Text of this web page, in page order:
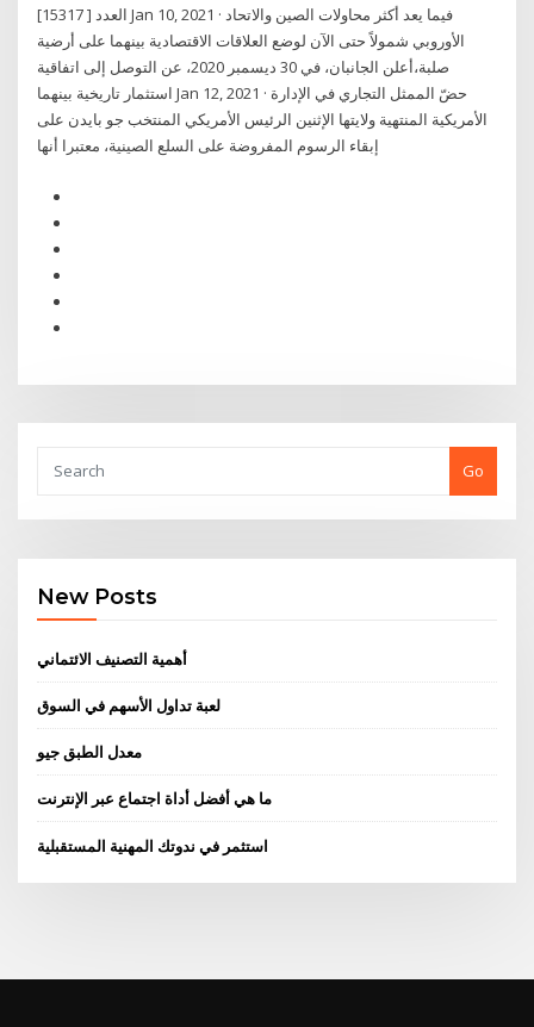
العدد [ 15317] Jan 10, 2021 · فيما يعد أكثر محاولات الصين والاتحاد
الأوروبي شمولاً حتى الآن لوضع العلاقات الاقتصادية بينهما على أرضية
صلبة،أعلن الجانبان، في 30 ديسمبر 2020، عن التوصل إلى اتفاقية
استثمار تاريخية بينهما Jan 12, 2021 · حضّ الممثل التجاري في الإدارة
الأمريكية المنتهية ولايتها الإثنين الرئيس الأمريكي المنتخب جو بايدن على
إبقاء الرسوم المفروضة على السلع الصينية، معتبرا أنها
Go
New Posts
أهمية التصنيف الائتماني
لعبة تداول الأسهم في السوق
معدل الطبق جيو
ما هي أفضل أداة اجتماع عبر الإنترنت
استثمر في ندوتك المهنية المستقبلية